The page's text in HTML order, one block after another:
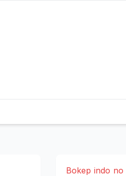
Bokep indo no